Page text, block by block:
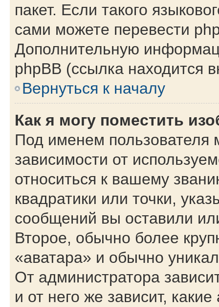
пакет. Если такого
сами можете перевести
Дополнительную
phpBB (ссылка находится
Вернуться к началу
Как я могу поместить
Под именем пользователя
зависимости от
относиться к вашему
квадратики или точки,
сообщений вы оставили
Второе, обычно более
«аватара» и обычно
От администратора
и от него же зависит,